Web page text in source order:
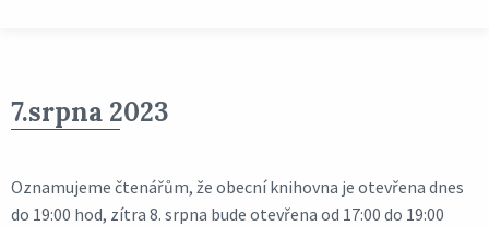
7.srpna 2023
Oznamujeme čtenářům, že obecní knihovna je otevřena dnes
do 19:00 hod, zítra 8. srpna bude otevřena od 17:00 do 19:00